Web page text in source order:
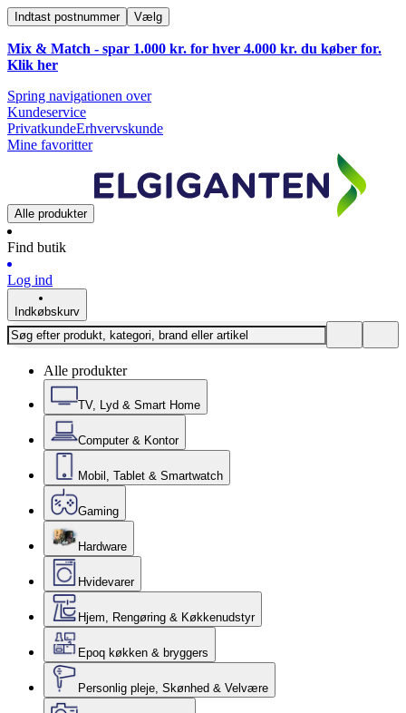
Indtast postnummer Vælg
Mix & Match - spar 1.000 kr. for hver 4.000 kr. du køber for.
Klik her
Spring navigationen over
Kundeservice
PrivatkundeErhvervskunde
Mine favoritter
Alle produkter
Find butik
Log ind
Indkøbskurv
Alle produkter
TV, Lyd & Smart Home
Computer & Kontor
Mobil, Tablet & Smartwatch
Gaming
Hardware
Hvidevarer
Hjem, Rengøring & Køkkenudstyr
Epoq køkken & bryggers
Personlig pleje, Skønhed & Velvære